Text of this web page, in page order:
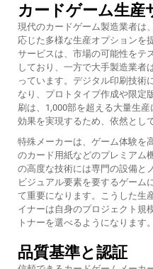
カードゲーム生産
現代のカードゲーム製造業者は
応じた多様な生産オプションを
サービスは、市場の可能性をテ
しており、一方で大手製造業者
っています。デジタル印刷技術
なり、プロトタイプ作成や限定
刷は、1,000部を超える大量生
効果を実現するため、依然とし
特殊メーカーは、ゲーム体験を
のカード用紙などのプレミアム
の高度な技術には専門の設備と
ビジュアル要素を要するゲーム
て重要になります。こうした生
イナーは自身のプロジェクト規
トナーを選べるようになります。
品質基準と認証